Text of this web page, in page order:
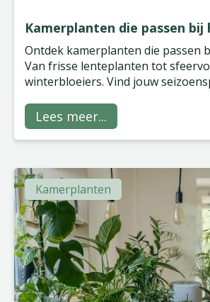
Kamerplanten die passen bij
Ontdek kamerplanten die passen
Van frisse lenteplanten tot
winterbloeiers. Vind jouw
Lees meer...
Kamerplanten